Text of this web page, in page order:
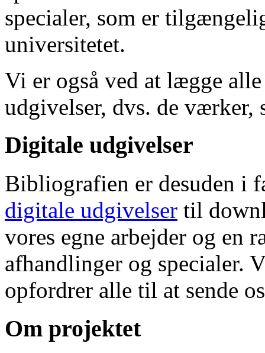
specialer, som er
universitetet.
Vi er også ved at lægge
udgivelser, dvs. de værker,
Digitale udgivelser
Bibliografien er desuden i
digitale udgivelser til
vores egne arbejder og en
afhandlinger og specialer.
opfordrer alle til at sende
Om projektet